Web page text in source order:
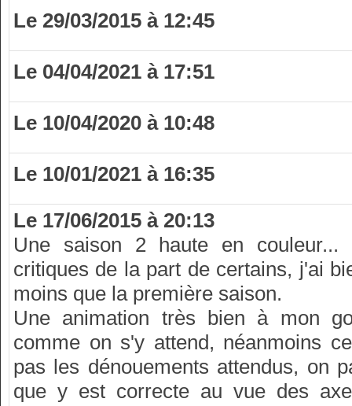
Le 29/03/2015 à 12:45
Le 04/04/2021 à 17:51
Le 10/04/2020 à 10:48
Le 10/01/2021 à 16:35
Le 17/06/2015 à 20:13
Une saison 2 haute en couleur...
critiques de la part de certains, j'ai
moins que la première saison.
Une animation très bien à mon
comme on s'y attend, néanmoins
pas les dénouements attendus, on
que y est correcte au vue des